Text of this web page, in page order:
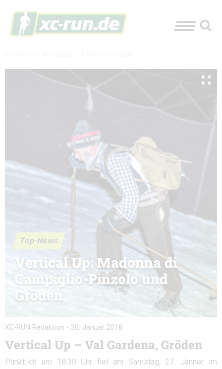
Top-News
Vertical Up: Madonna di
Campiglio-Pinzolo und
Gröden
XC-RUN Redaktion - 30. Januar 2018
Vertical Up – Val Gardena, Gröden
Pünktlich um 18:30 Uhr fiel am Samstag, 27. Jänner im